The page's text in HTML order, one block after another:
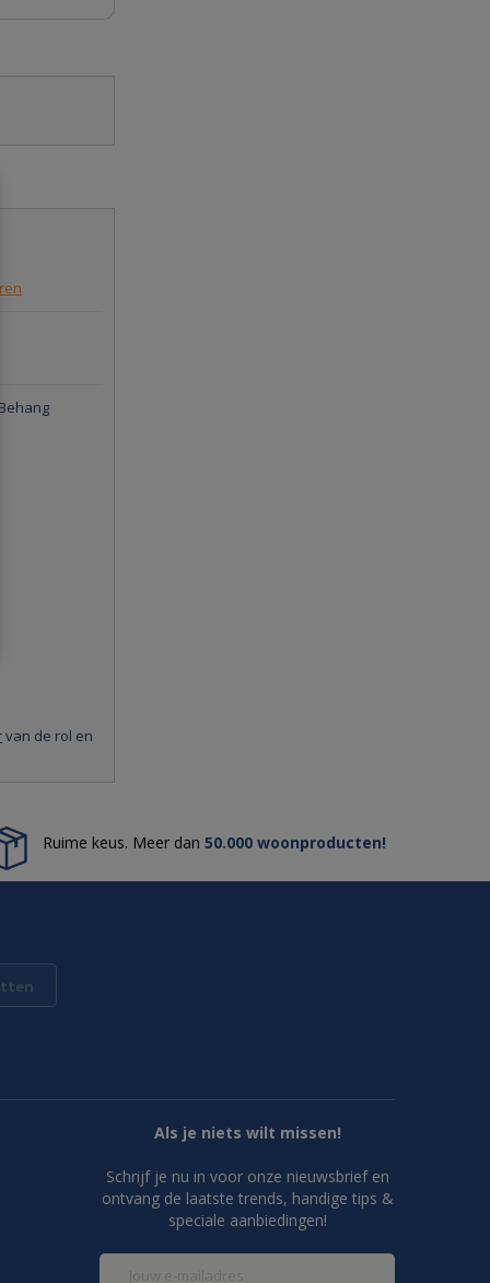
van de rol en
Ruime keus. Meer dan 50.000 woonproducten!
Als je niets wilt missen!
Schrijf je nu in voor onze nieuwsbrief en
ontvang de laatste trends, handige tips &
speciale aanbiedingen!